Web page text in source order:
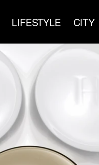
LIFESTYLE CITY